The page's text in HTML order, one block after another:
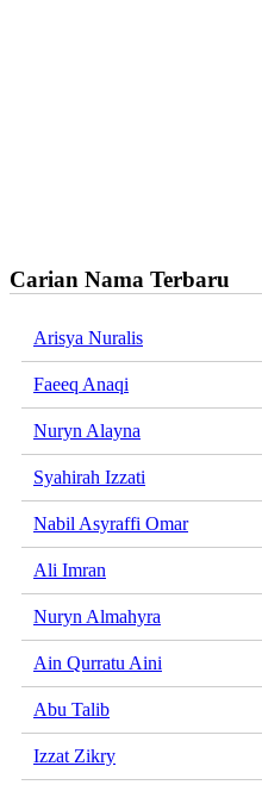
Carian Nama Terbaru
Arisya Nuralis
Faeeq Anaqi
Nuryn Alayna
Syahirah Izzati
Nabil Asyraffi Omar
Ali Imran
Nuryn Almahyra
Ain Qurratu Aini
Abu Talib
Izzat Zikry